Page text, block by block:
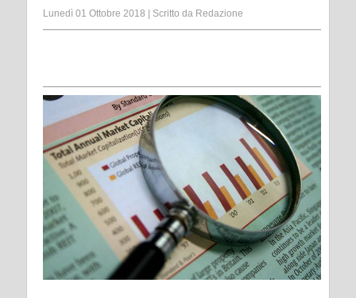
Lunedì 01 Ottobre 2018 Scritto da Redazione